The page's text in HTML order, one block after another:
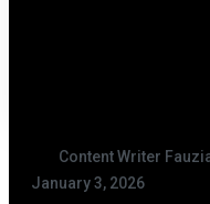
Content Writer
January 3, 2026